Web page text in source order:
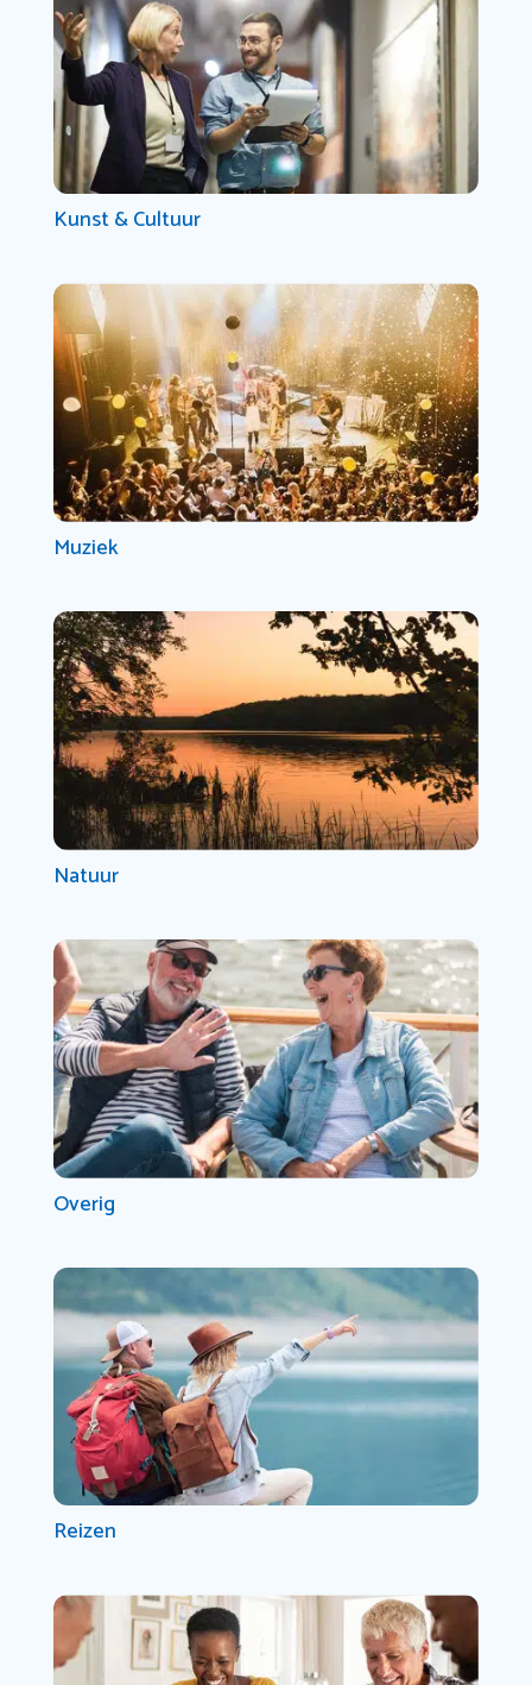
Kunst & Cultuur
Muziek
Natuur
Overig
Reizen